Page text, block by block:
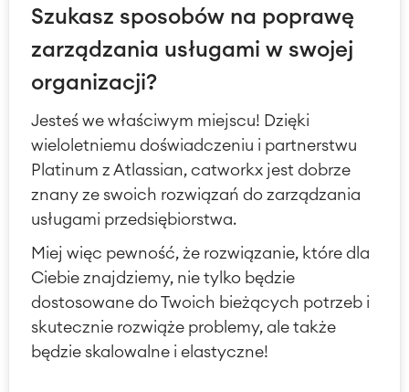
Szukasz sposobów na poprawę
zarządzania usługami w swojej
organizacji?
Jesteś we właściwym miejscu! Dzięki
wieloletniemu doświadczeniu i partnerstwu
Platinum z Atlassian, catworkx jest dobrze
znany ze swoich rozwiązań do zarządzania
usługami przedsiębiorstwa.
Miej więc pewność, że rozwiązanie, które dla
Ciebie znajdziemy, nie tylko będzie
dostosowane do Twoich bieżących potrzeb i
skutecznie rozwiąże problemy, ale także
będzie skalowalne i elastyczne!